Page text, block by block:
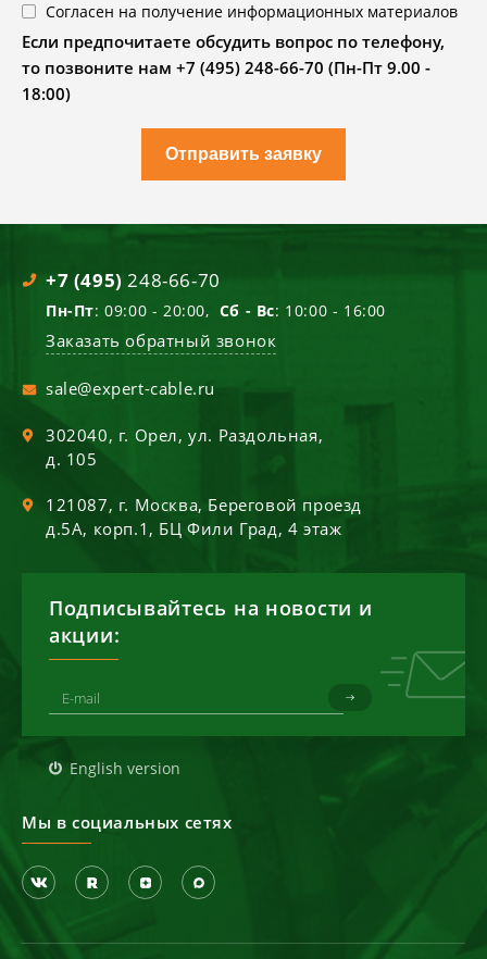
Согласен на получение информационных материалов
Если предпочитаете обсудить вопрос по телефону,
то позвоните нам +7 (495) 248-66-70 (Пн-Пт 9.00 -
18:00)
Отправить заявку
+7 (495) 248-66-70
Пн-Пт: 09:00 - 20:00, Сб - Вс: 10:00 - 16:00
Заказать обратный звонок
sale@expert-cable.ru
302040, г. Орел,ул. Раздольная,
д. 105
121087, г. Москва, Береговой проезд
д.5А, корп.1, БЦ Фили Град, 4 этаж
Подписывайтесь на новости и
акции:
English version
Мы в социальных сетях